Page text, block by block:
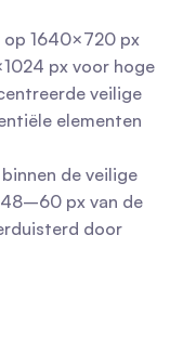
op 1640×720 px
px voor hoge
veilige
elementen
de veilige
px van de
door